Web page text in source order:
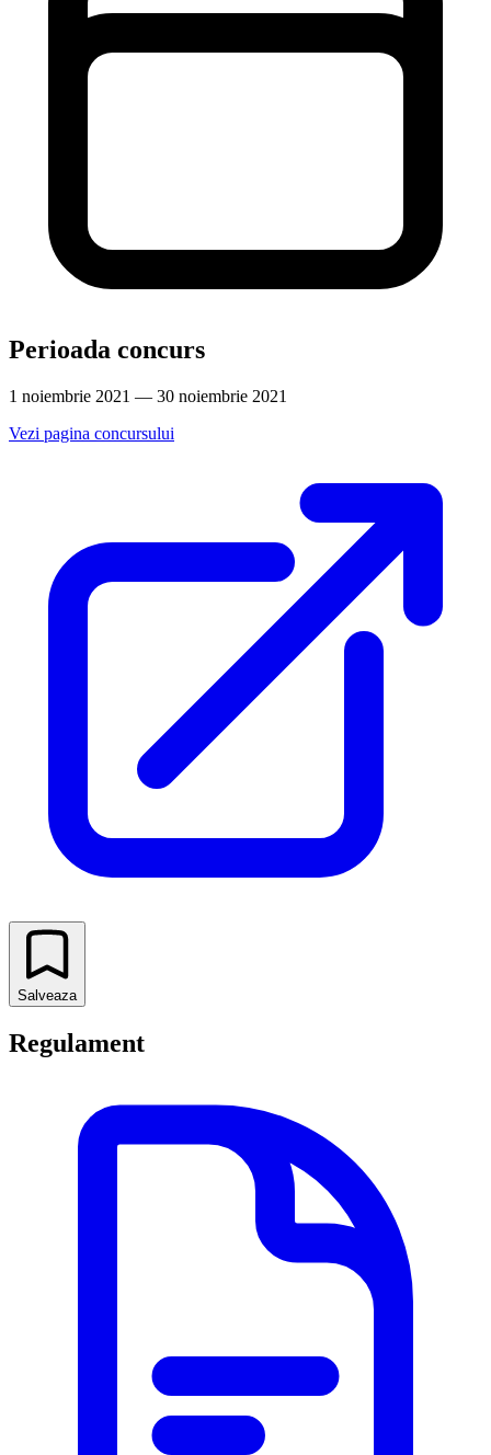
Perioada concurs
1 noiembrie 2021 — 30 noiembrie 2021
Vezi pagina concursului
Salveaza
Regulament